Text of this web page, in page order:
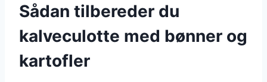
Sådan tilbereder du
kalveculotte med bønner og
kartofler